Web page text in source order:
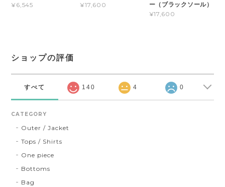
¥6,545
¥17,600
ー（ブラックソール）
¥17,600
ショップの評価
すべて 140 4 0
CATEGORY
Outer / Jacket
Tops / Shirts
One piece
Bottoms
Bag